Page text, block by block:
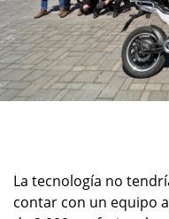
La tecnología no
contar con un equipo